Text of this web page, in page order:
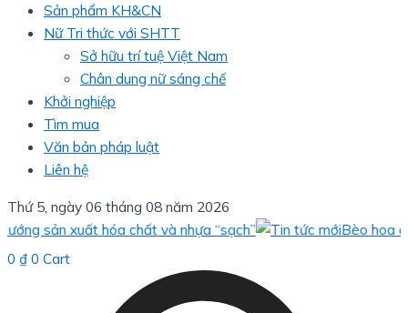
Sản phẩm KH&CN
Nữ Tri thức với SHTT
Sở hữu trí tuệ Việt Nam
Chân dung nữ sáng chế
Khởi nghiệp
Tìm mua
Văn bản pháp luật
Liên hệ
Thứ 5, ngày 06 tháng 08 năm 2026
xuất hóa chất và nhựa “sạch”
Bèo hoa dâu: giải
0 ₫ 0 Cart